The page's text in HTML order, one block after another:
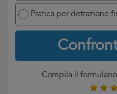
Pratica per detrazione
Compila il